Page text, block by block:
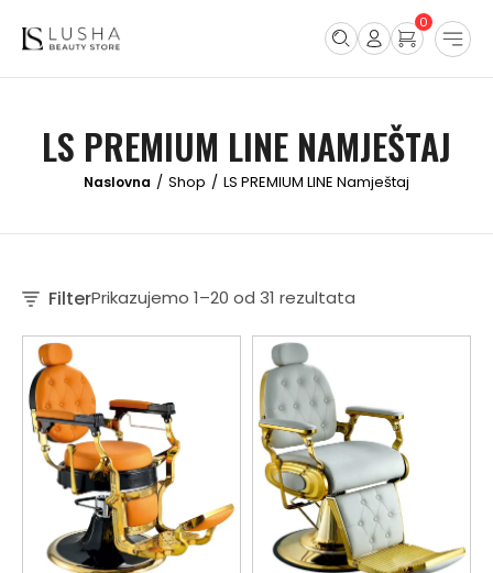
0
LS PREMIUM LINE NAMJEŠTAJ
/ Shop / LS PREMIUM LINE Namještaj
FilterPrikazujemo 1–20 od 31 rezultata